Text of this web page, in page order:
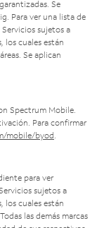
Se
Para ver una lista de
. Servicios sujetos a
los cuales están
Se aplican
Spectrum Mobile.
Para confirmar
mobile/byod
para ver
sujetos a
los cuales están
las demás marcas